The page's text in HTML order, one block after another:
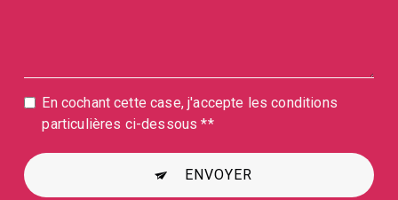
En cochant cette case, j'accepte les conditions
particulières ci-dessous **
ENVOYER